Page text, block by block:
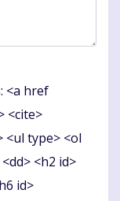
<a href
<cite>
<ul type> <ol
<h2 id>
id>